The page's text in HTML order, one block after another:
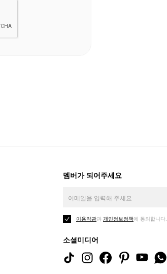
멤버가 되어주세요
이용약관과 개인정보정책에 동의합니다.
소셜미디어